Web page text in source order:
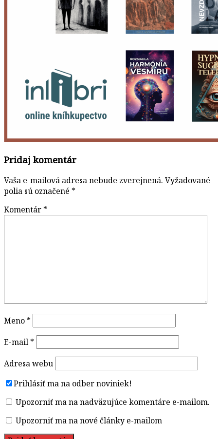
Pridaj komentár
Vaša e-mailová adresa nebude zverejnená. Vyžadované
polia sú označené *
Komentár *
Meno *
E-mail *
Adresa webu
Prihlásiť ma na odber noviniek!
Upozorniť ma na nadväzujúce komentáre e-mailom.
Upozorniť ma na nové články e-mailom